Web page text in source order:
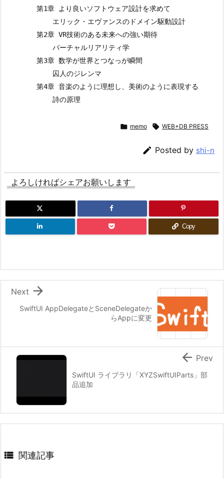
        第1章 より良いソフトウェア設計を求めて
            エリック・エヴァンスのドメイン駆動設計
        第2章 VR技術のある未来への強い期待
            バーチャルリアリティ学
        第3章 数学が世界とつなっが瞬間
            囚人のジレンマ
        第4章 音楽のように理想し、美術のように表現する
 memo  WEB+DB PRESS
 Posted by shi-n
よろしければシェアお願いします
Copy
SwiftUI AppDelegateとSceneDelegateか
らAppに変更

Next
SwiftUI ライブラリ「XYZSwiftUIParts」部
品追加
 Prev
 関連記事